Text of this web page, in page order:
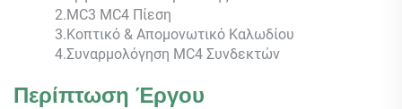
2.MC3 MC4 Πίεση
3.Κοπτικό & Απομονωτικό Καλωδίου
4.Συναρμολόγηση MC4 Συνδεκτών
Περίπτωση Έργου